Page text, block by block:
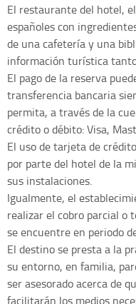
El restaurante del hotel,
españoles con
de una cafetería y una
información turística
El pago de la reserva
transferencia bancaria
permita, a través de la
crédito o débito: Visa,
El uso de tarjeta de
por parte del hotel de la
sus instalaciones.
Igualmente, el
realizar el cobro parcial o
se encuentre en periodo
El destino se presta a la
su entorno, en familia,
ser asesorado acerca de
facilitarán los medios